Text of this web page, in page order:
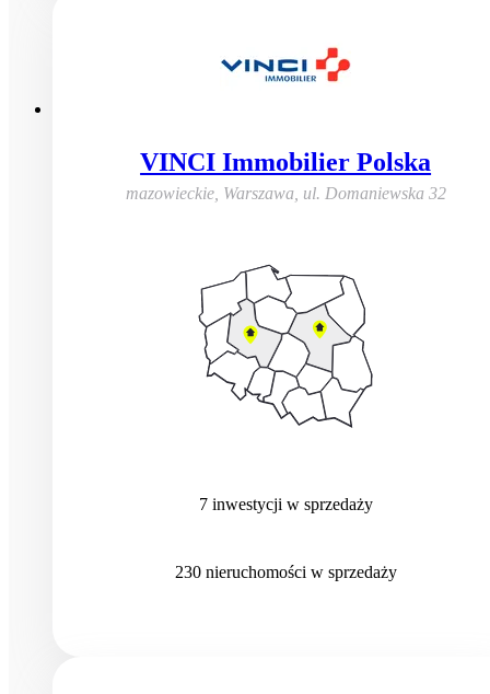
VINCI Immobilier Polska
mazowieckie, Warszawa, ul. Domaniewska 32
7 inwestycji w sprzedaży
230 nieruchomościw sprzedaży